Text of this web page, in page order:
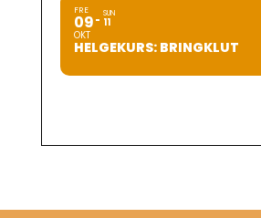
FRE
09
OKT
SUN
11
HELGEKURS: BRINGKLUT